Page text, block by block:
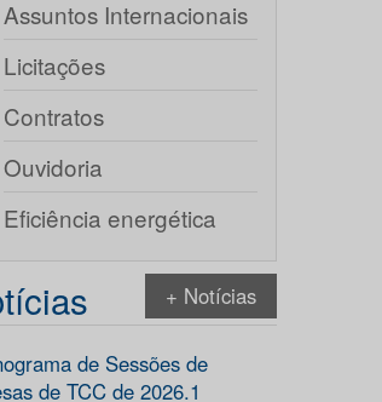
Assuntos Internacionais
Licitações
Contratos
Ouvidoria
Eficiência energética
+ Notícias
de Sessões de
de TCC de 2026.1